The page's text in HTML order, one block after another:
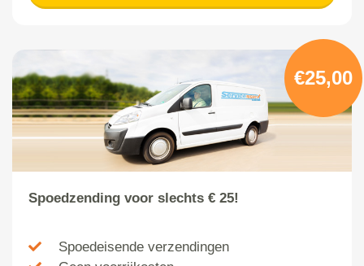
€25,00
Spoedzending voor slechts € 25!
Spoedeisende verzendingen